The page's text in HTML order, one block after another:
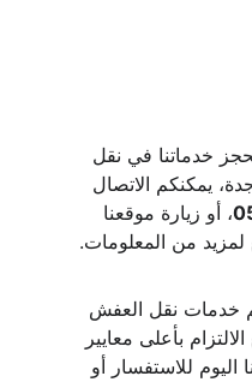
خدماتنا في نقل
يمكنكم الاتصال
، أو زيارة موقعنا
لمزيد من المعلومات.
خدمات نقل العفش
بأعلى معايير
اليوم للاستفسار أو